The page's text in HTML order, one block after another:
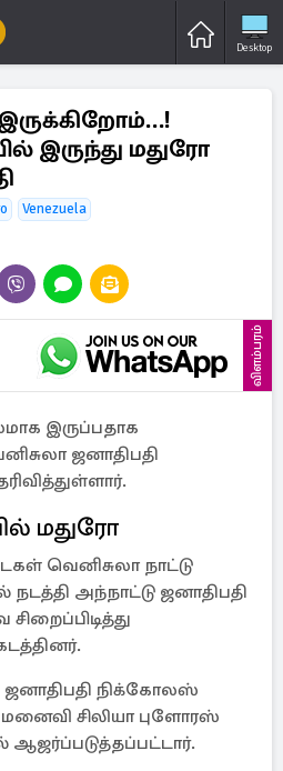
Desktop
இருந்து மதுரோ
Venezuela
விளம்பரம்
இருப்பதாக
ஜனாதிபதி
மதுரோ
வெனிசுலா நாட்டு
அந்நாட்டு ஜனாதிபதி
நிக்கோலஸ்
சிலியா புளோரஸ்
ஆஜர்ப்படுத்தப்பட்டார்.